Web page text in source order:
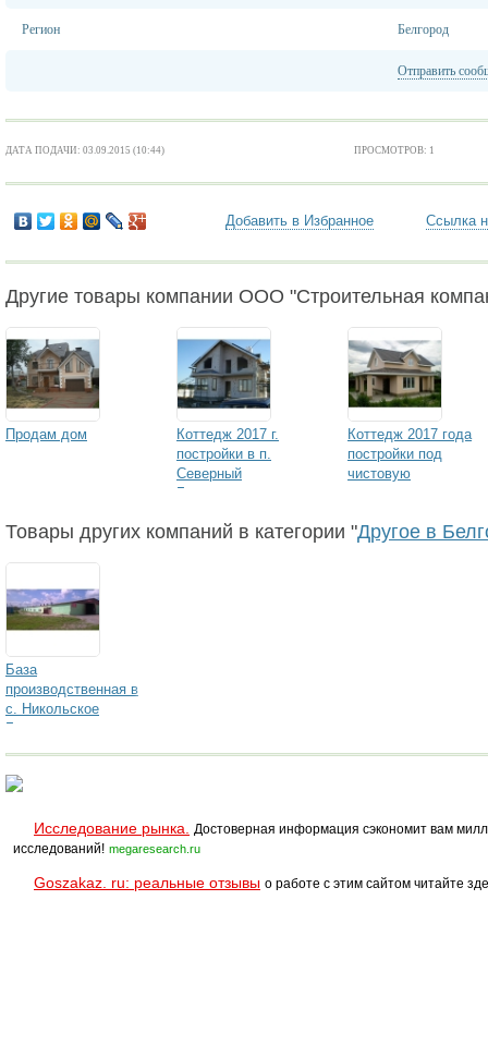
Регион Белгород
Отправить
ДАТА ПОДАЧИ: 03.09.2015 (10:44) ПРОСМОТРОВ: 1
Добавить в Избранное Ссылка
Другие товары компании ООО "Строительная
Продам дом
Коттедж 2017 г.
постройки в п.
Северный
Белгородского р-а
Коттедж 2017 года
постройки под
чистовую
Товары других компаний в категории "Другое в
База
производственная в
с. Никольское
Белгородского
Исследование рынка.
Достоверная информация сэкономит вам
исследований! megaresearch.ru
Goszakaz. ru: реальные отзывы о работе с этим сайтом читайте